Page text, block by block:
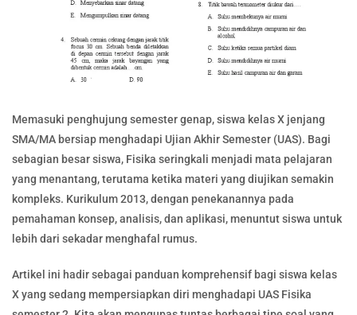
Memasuki penghujung semester genap, siswa kelas X jenjang
SMA/MA bersiap menghadapi Ujian Akhir Semester (UAS). Bagi
sebagian besar siswa, Fisika seringkali menjadi mata pelajaran
yang menantang, terutama ketika materi yang diujikan semakin
kompleks. Kurikulum 2013, dengan penekanannya pada
pemahaman konsep, analisis, dan aplikasi, menuntut siswa untuk
lebih dari sekadar menghafal rumus.
Artikel ini hadir sebagai panduan komprehensif bagi siswa kelas
X yang sedang mempersiapkan diri menghadapi UAS Fisika